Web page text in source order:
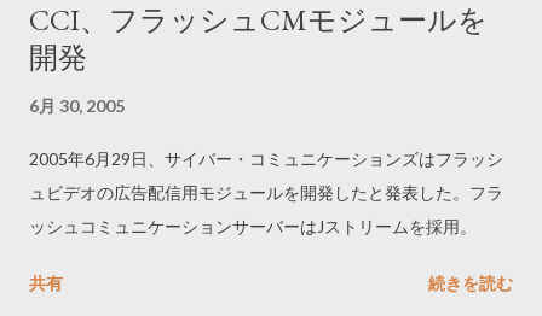
CCI、フラッシュCMモジュールを
開発
6月 30, 2005
2005年6月29日、サイバー・コミュニケーションズはフラッシ
ュビデオの広告配信用モジュールを開発したと発表した。フラ
ッシュコミュニケーションサーバーはJストリームを採用。
共有 続きを読む